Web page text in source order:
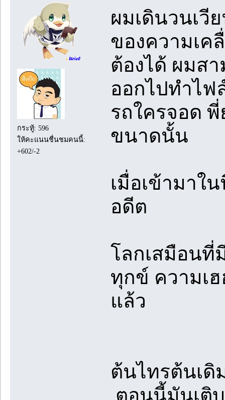
กระทู้: 596
ให้คะแนนชื่นชมคนนี้:
+602/-2
ผมเดินวนเวี
ของความเค
ต้องได้ ผมส
ออกไปทำไฟ
รถใครจอด
ขนาดนั้น
เมื่อเข้ามาใ
อดีต
โลกเสมือนที่
ทุกข์ ความเ
แล้ว
ต้นไทรต้นเดิ
ตอนนี้มันเติ